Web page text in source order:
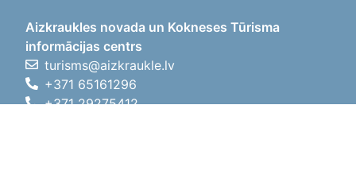
Aizkraukles novada un Kokneses Tūrisma
informācijas centrs
turisms@aizkraukle.lv
+371 65161296
+371 29275412